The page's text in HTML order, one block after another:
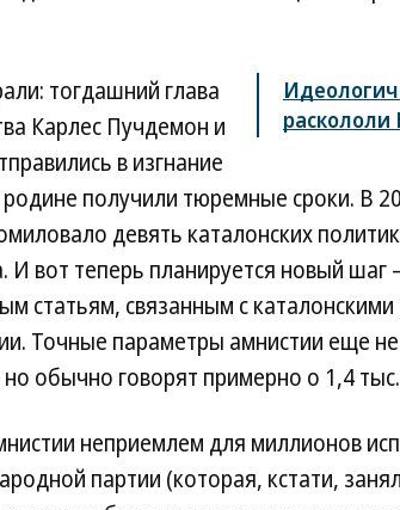
тогдашний глава
Карлес Пучдемон и
в изгнание
получили тюремные сроки. В
девять каталонских
И вот теперь планируется новый
статьям, связанным с
Точные параметры амнистии еще
обычно говорят примерно о 1,4
неприемлем для миллионов
партии (которая, кстати,